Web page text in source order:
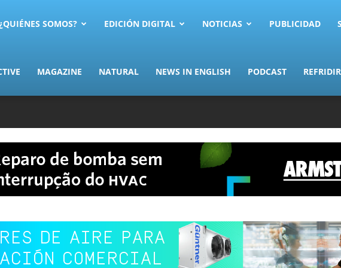
SOMOS? EDICIÓN DIGITAL NOTICIAS PUBLICIDAD
MAGAZINE NATURAL NEWS IN ENGLISH PODCAST